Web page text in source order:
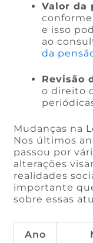
Valor da
e isso
ao
da
Revisão
o direito
Mudanças na
Nos últimos
passou por
alterações
realidades
importante
sobre essas
Ano